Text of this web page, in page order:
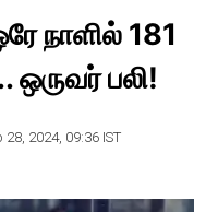
நாளில் 181
பலி!
28, 2024, 09:36 IST